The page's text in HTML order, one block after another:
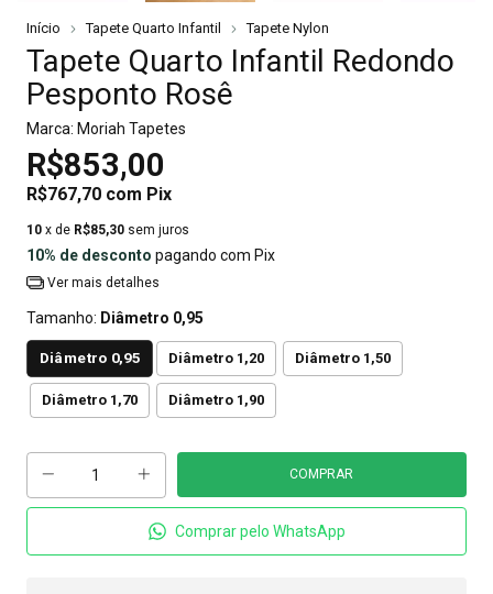
Início Tapete Quarto Infantil Tapete Nylon
Tapete Quarto Infantil Redondo
Pesponto Rosê
Marca: Moriah Tapetes
R$853,00
R$767,70 com Pix
10 x de R$85,30 sem juros
10% de desconto pagando com Pix
Ver mais detalhes
Tamanho: Diâmetro 0,95
Diâmetro 0,95 Diâmetro 1,20 Diâmetro 1,50
Diâmetro 1,70 Diâmetro 1,90
Comprar pelo WhatsApp